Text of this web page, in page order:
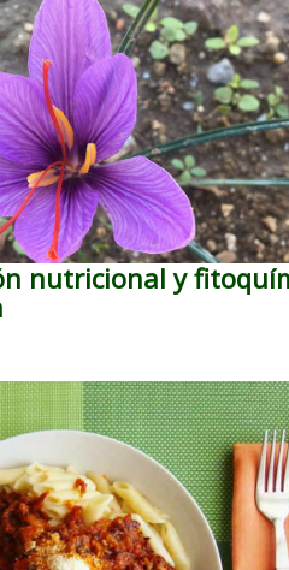
nutricional y